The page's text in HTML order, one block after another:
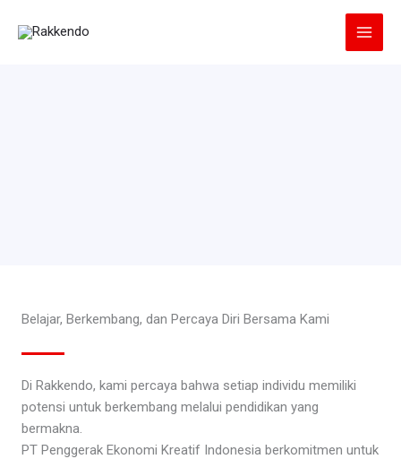
Belajar, Berkembang, dan Percaya Diri Bersama Kami
Di Rakkendo, kami percaya bahwa setiap individu memiliki
potensi untuk berkembang melalui pendidikan yang
bermakna.
PT Penggerak Ekonomi Kreatif Indonesia berkomitmen untuk